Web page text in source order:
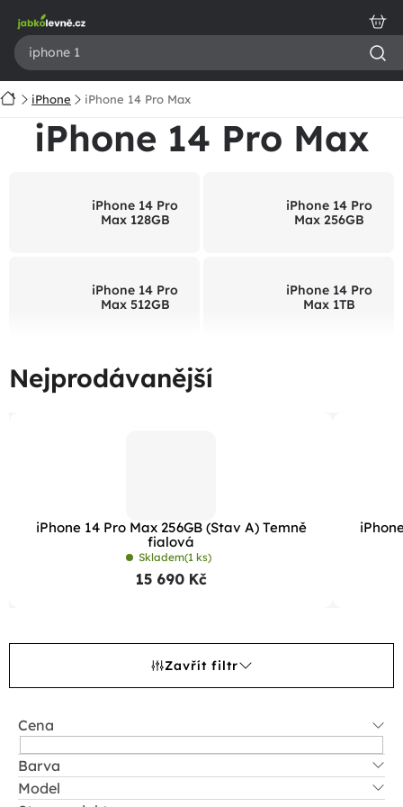
obsah
DomůiPhone iPhone 14 Pro Max
iPhone 14 Pro Max
iPhone 14 Pro
Max 128GB
iPhone 14 Pro
Max 256GB
iPhone 14 Pro
Max 512GB
iPhone 14 Pro
Max 1TB
Nejprodávanější
iPhone 14 Pro Max 256GB (Stav A) Temně
fialová
Skladem(1 ks)
15 690 Kč
Zavřít filtr
Cena
Barva
Model